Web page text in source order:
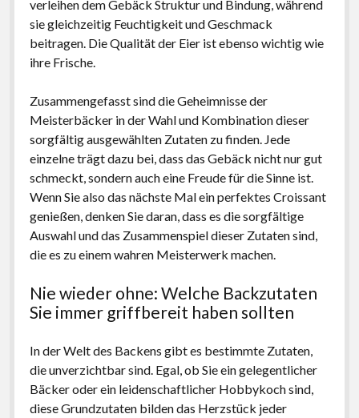
verleihen dem Gebäck Struktur und Bindung, während
sie gleichzeitig Feuchtigkeit und Geschmack
beitragen. Die Qualität der Eier ist ebenso wichtig wie
ihre Frische.
Zusammengefasst sind die Geheimnisse der
Meisterbäcker in der Wahl und Kombination dieser
sorgfältig ausgewählten Zutaten zu finden. Jede
einzelne trägt dazu bei, dass das Gebäck nicht nur gut
schmeckt, sondern auch eine Freude für die Sinne ist.
Wenn Sie also das nächste Mal ein perfektes Croissant
genießen, denken Sie daran, dass es die sorgfältige
Auswahl und das Zusammenspiel dieser Zutaten sind,
die es zu einem wahren Meisterwerk machen.
Nie wieder ohne: Welche Backzutaten
Sie immer griffbereit haben sollten
In der Welt des Backens gibt es bestimmte Zutaten,
die unverzichtbar sind. Egal, ob Sie ein gelegentlicher
Bäcker oder ein leidenschaftlicher Hobbykoch sind,
diese Grundzutaten bilden das Herzstück jeder